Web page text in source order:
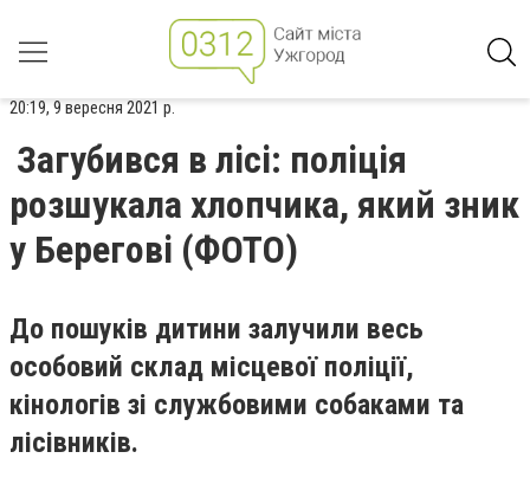
20:19, 9 вересня 2021 р.
Загубився в лісі: поліція
розшукала хлопчика, який зник
у Берегові (ФОТО)
До пошуків дитини залучили весь
особовий склад місцевої поліції,
кінологів зі службовими собаками та
лісівників.